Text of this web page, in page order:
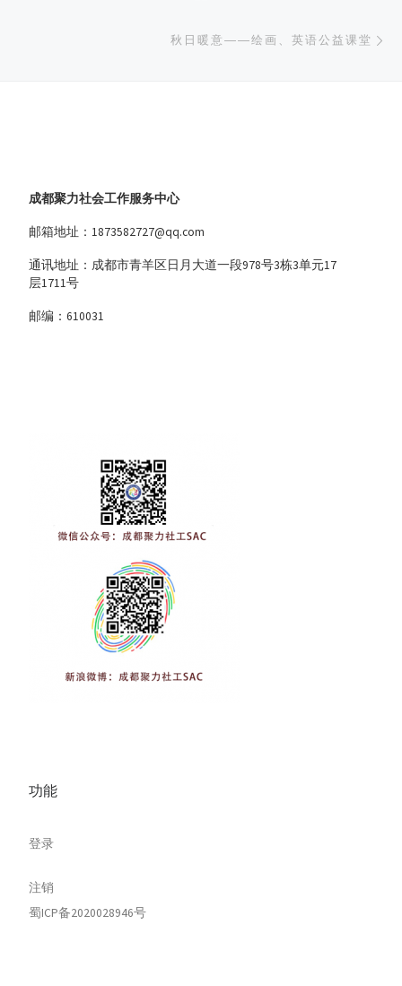
秋日暖意——绘画、英语公益课堂
成都聚力社会工作服务中心
邮箱地址：1873582727@qq.com
通讯地址：成都市青羊区日月大道一段978号3栋3单元17
层1711号
邮编：610031
功能
登录
注销
蜀ICP备2020028946号